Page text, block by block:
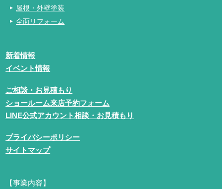
屋根・外壁塗装
全面リフォーム
新着情報
イベント情報
ご相談・お見積もり
ショールーム来店予約フォーム
LINE公式アカウント相談・お見積もり
プライバシーポリシー
サイトマップ
【事業内容】